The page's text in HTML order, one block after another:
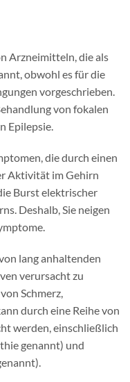
Arzneimitteln, die als
obwohl es für die
vorgeschrieben.
von fokalen
Epilepsie.
die durch einen
Aktivität im Gehirn
Burst elektrischer
Deshalb, Sie neigen
lang anhaltenden
verursacht zu
Schmerz,
durch eine Reihe von
werden, einschließlich
genannt) und